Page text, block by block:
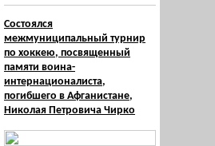
Состоялся
межмуниципальный турнир
по хоккею, посвященный
памяти воина-
интернационалиста,
погибшего в Афганистане,
Николая Петровича Чирко